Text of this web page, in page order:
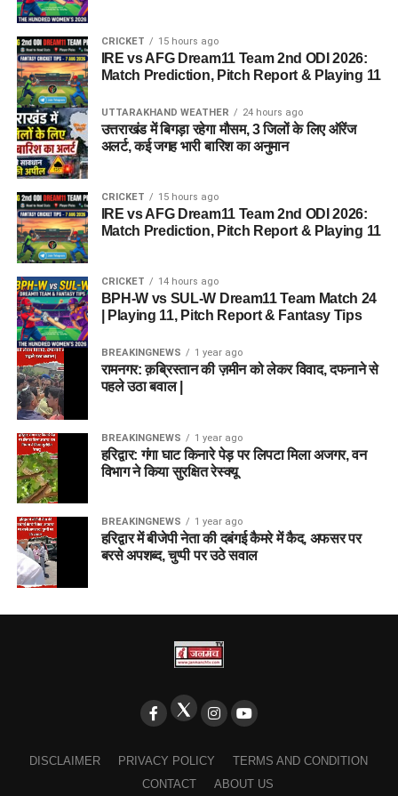
CRICKET 15 hours ago
IRE vs AFG Dream11 Team 2nd ODI 2026:
Match Prediction, Pitch Report & Playing 11
UTTARAKHAND WEATHER 24 hours ago
उत्तराखंड में बिगड़ा रहेगा मौसम, 3 जिलों के लिए ऑरेंज
अलर्ट, कई जगह भारी बारिश का अनुमान
CRICKET 15 hours ago
IRE vs AFG Dream11 Team 2nd ODI 2026:
Match Prediction, Pitch Report & Playing 11
CRICKET 14 hours ago
BPH-W vs SUL-W Dream11 Team Match 24
| Playing 11, Pitch Report & Fantasy Tips
BREAKINGNEWS 1 year ago
रामनगर: क़ब्रिस्तान की ज़मीन को लेकर विवाद, दफनाने से
पहले उठा बवाल |
BREAKINGNEWS 1 year ago
हरिद्वार: गंगा घाट किनारे पेड़ पर लिपटा मिला अजगर, वन
विभाग ने किया सुरक्षित रेस्क्यू
BREAKINGNEWS 1 year ago
हरिद्वार में बीजेपी नेता की दबंगई कैमरे में कैद, अफसर पर
बरसे अपशब्द, चुप्पी पर उठे सवाल
DISCLAIMER PRIVACY POLICY
TERMS AND CONDITION
CONTACT
ABOUT US